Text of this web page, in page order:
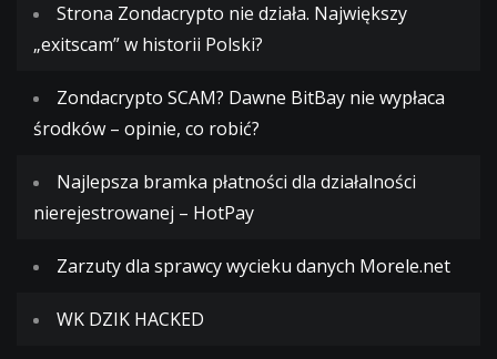
Strona Zondacrypto nie działa. Największy
„exitscam” w historii Polski?
Zondacrypto SCAM? Dawne BitBay nie wypłaca
środków – opinie, co robić?
Najlepsza bramka płatności dla działalności
nierejestrowanej – HotPay
Zarzuty dla sprawcy wycieku danych Morele.net
WK DZIK HACKED